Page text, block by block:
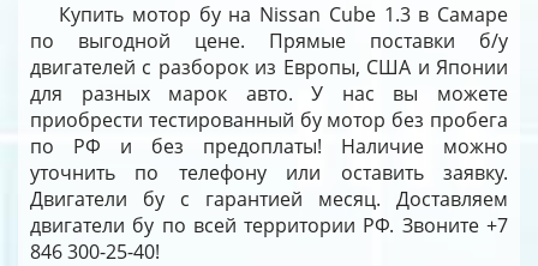
Купить мотор бу на Nissan Cube 1.3 в Самаре
по выгодной цене. Прямые поставки б/у
двигателей с разборок из Европы, США и Японии
для разных марок авто. У нас вы можете
приобрести тестированный бу мотор без пробега
по РФ и без предоплаты! Наличие можно
уточнить по телефону или оставить заявку.
Двигатели бу с гарантией месяц. Доставляем
двигатели бу по всей территории РФ. Звоните +7
846 300-25-40!